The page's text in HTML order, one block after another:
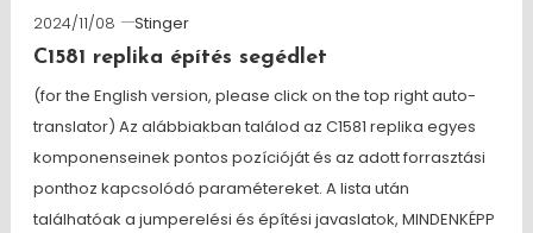
2024/11/08
Stinger
C1581 replika építés segédlet
(for the English version, please click on the top right auto-
translator) Az alábbiakban találod az C1581 replika egyes
komponenseinek pontos pozícióját és az adott forrasztási
ponthoz kapcsolódó paramétereket. A lista után
találhatóak a jumperelési és építési javaslatok, MINDENKÉPP